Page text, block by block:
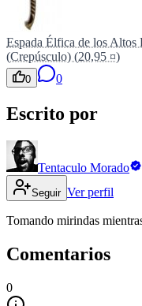
Espada Élfica de los Altos
(Crepúsculo) (20,95 ¤)
0 0
Escrito por
Tentaculo Morado
Seguir Ver perfil
Tomando mirindas
Comentarios
0